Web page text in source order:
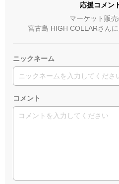
応援コメ
マーケット販
宮古島 HIGH COLLARさん
ニックネーム
コメント